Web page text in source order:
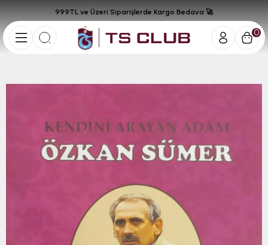
0
999TL ve Üzeri Siparişlerde Kargo Bedava 🚀